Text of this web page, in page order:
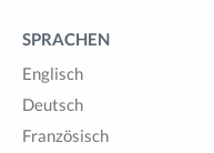
SPRACHEN
Englisch
Deutsch
Französisch